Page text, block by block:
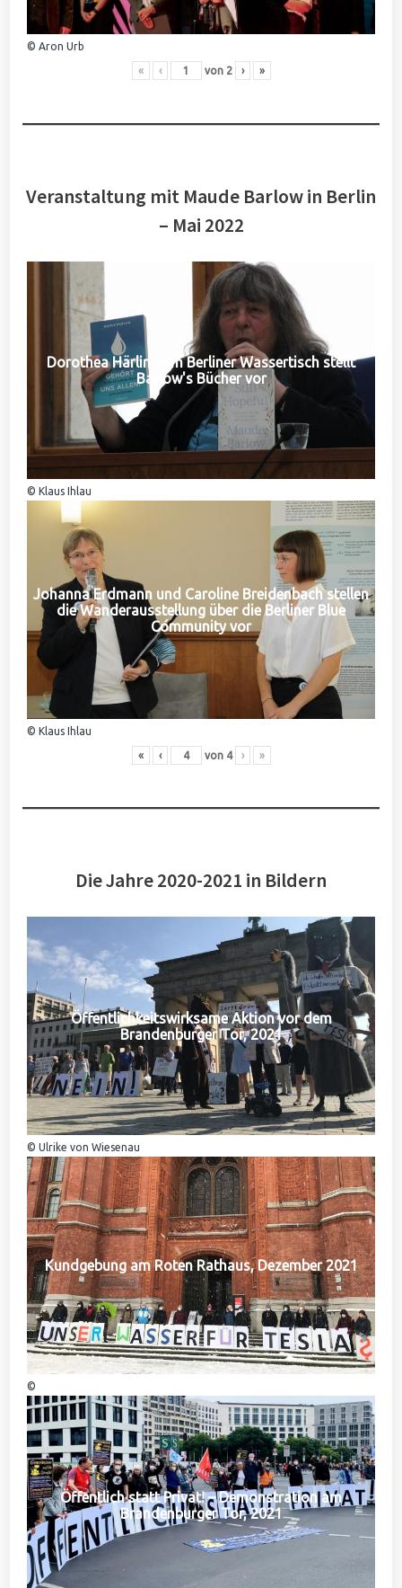
© Aron Urb
« ‹ von 2 › »
Veranstaltung mit Maude Barlow in Berlin
– Mai 2022
Dorothea Härlin vom Berliner Wassertisch stellt
Barlow's Bücher vor
© Klaus Ihlau
Johanna Erdmann und Caroline Breidenbach stellen
die Wanderausstellung über die Berliner Blue
Community vor
© Klaus Ihlau
« ‹ von 4 › »
Die Jahre 2020-2021 in Bildern
Öffentlichkeitswirksame Aktion vor dem
Brandenburger Tor, 2021
© Ulrike von Wiesenau
Kundgebung am Roten Rathaus, Dezember 2021
©
Öffentlich statt Privat! – Demonstration am
Brandenburger Tor, 2021